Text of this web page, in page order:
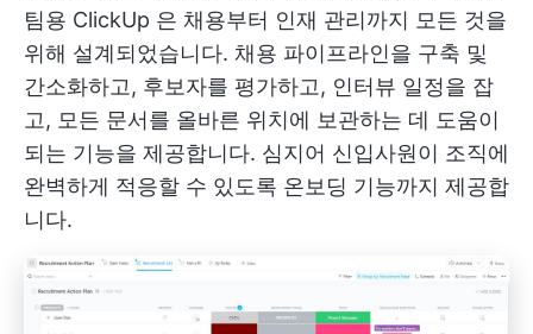
팀용 ClickUp 은 채용부터 인재 관리까지 모든 것을
위해 설계되었습니다. 채용 파이프라인을 구축 및
간소화하고, 후보자를 평가하고, 인터뷰 일정을 잡
고, 모든 문서를 올바른 위치에 보관하는 데 도움이
되는 기능을 제공합니다. 심지어 신입사원이 조직에
완벽하게 적응할 수 있도록 온보딩 기능까지 제공합
니다.